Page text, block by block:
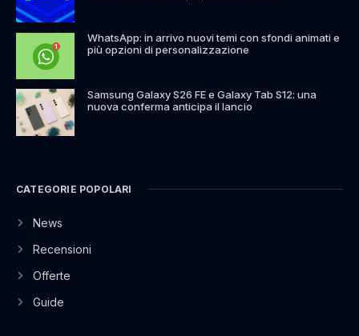
WhatsApp: in arrivo nuovi temi con sfondi animati e
più opzioni di personalizzazione
Samsung Galaxy S26 FE e Galaxy Tab S12: una
nuova conferma anticipa il lancio
CATEGORIE POPOLARI
News
Recensioni
Offerte
Guide